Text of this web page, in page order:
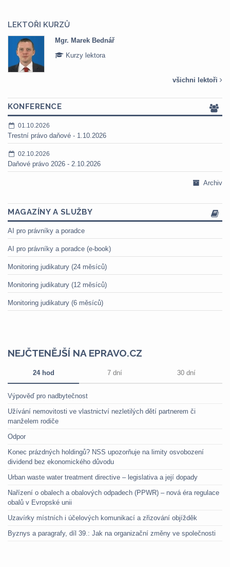
LEKTOŘI KURZŮ
Mgr. Marek Bednář
Kurzy lektora
všichni lektoři
KONFERENCE
01.10.2026
Trestní právo daňové - 1.10.2026
02.10.2026
Daňové právo 2026 - 2.10.2026
Archiv
MAGAZÍNY A SLUŽBY
AI pro právníky a poradce
AI pro právníky a poradce (e-book)
Monitoring judikatury (24 měsíců)
Monitoring judikatury (12 měsíců)
Monitoring judikatury (6 měsíců)
NEJČTENĚJŠÍ NA EPRAVO.CZ
24 hod 7 dní 30 dní
Výpověď pro nadbytečnost
Užívání nemovitosti ve vlastnictví nezletilých dětí partnerem či
manželem rodiče
Odpor
Konec prázdných holdingů? NSS upozorňuje na limity osvobození
dividend bez ekonomického důvodu
Urban waste water treatment directive – legislativa a její dopady
Nařízení o obalech a obalových odpadech (PPWR) – nová éra regulace
obalů v Evropské unii
Uzavírky místních i účelových komunikací a zřizování objížděk
Byznys a paragrafy, díl 39.: Jak na organizační změny ve společnosti